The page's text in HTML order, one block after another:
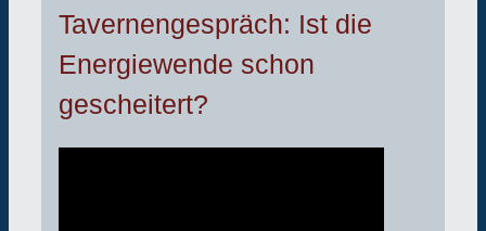
Tavernengespräch: Ist die
Energiewende schon
gescheitert?